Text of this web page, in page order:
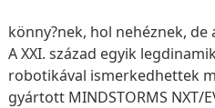
könny?nek, hol nehéznek,
A XXI. század egyik
robotikával ismerkedhettek
gyártott MINDSTORMS